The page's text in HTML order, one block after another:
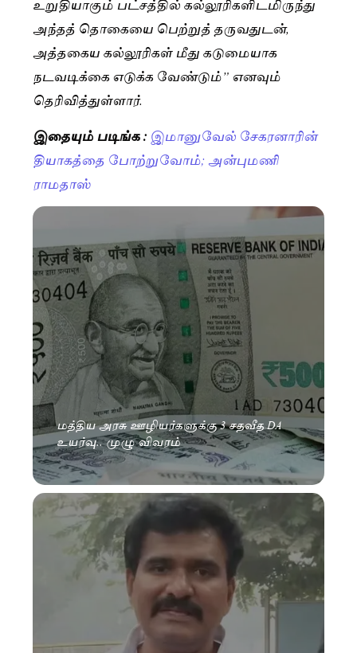
அந்தத் தொகையை பெற்றுத் தருவதுடன்,
அத்தகைய கல்லூரிகள் மீது கடுமையாக
நடவடிக்கை எடுக்க வேண்டும்” எனவும்
தெரிவித்துள்ளார்.
இதையும் படிங்க : இமானுவேல் சேகரனாரின்
தியாகத்தை போற்றுவோம்; அன்புமணி
ராமதாஸ்
மத்திய அரசு ஊழியர்களுக்கு 3 சதவீத DA
உயர்வு.. முழு விவரம்